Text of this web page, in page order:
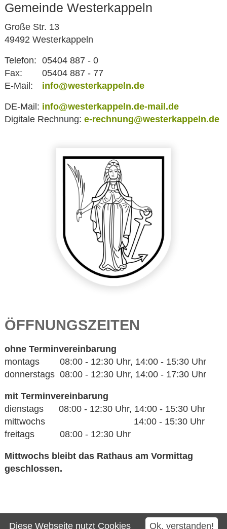
Gemeinde Westerkappeln
Große Str. 13
49492 Westerkappeln
Telefon: 05404 887 - 0
Fax:
05404 887 - 77
E-Mail:
info@westerkappeln.de
DE-Mail: info@westerkappeln.de-mail.de
Digitale Rechnung: e-rechnung@westerkappeln.de
ÖFFNUNGSZEITEN
ohne Terminvereinbarung
montags 08:00 - 12:30 Uhr, 14:00 - 15:30 Uhr
donnerstags 08:00 - 12:30 Uhr, 14:00 - 17:30 Uhr
mit Terminvereinbarung
dienstags 08:00 - 12:30 Uhr, 14:00 - 15:30 Uhr
mittwochs 14:00 - 15:30 Uhr
freitags 08:00 - 12:30 Uhr
Mittwochs bleibt das Rathaus am Vormittag
geschlossen.
Kontakt
Ok, verstanden!
Diese Webseite nutzt Cookies